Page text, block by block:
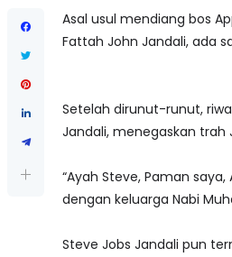
Asal usul mendiang bos
Fattah John Jandali, ada
Setelah dirunut-runut,
Jandali, menegaskan trah
“Ayah Steve, Paman
dengan keluarga Nabi
Steve Jobs Jandali pun